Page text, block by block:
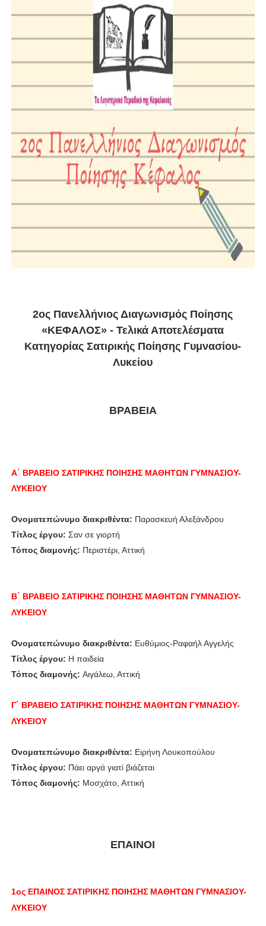
2ος Πανελλήνιος Διαγωνισμός Ποίησης
«ΚΕΦΑΛΟΣ» - Τελικά Αποτελέσματα
Κατηγορίας Σατιρικής Ποίησης Γυμνασίου-
Λυκείου
ΒΡΑΒΕΙΑ
Α΄ ΒΡΑΒΕΙΟ ΣΑΤΙΡΙΚΗΣ ΠΟΙΗΣΗΣ ΜΑΘΗΤΩΝ ΓΥΜΝΑΣΙΟΥ-
ΛΥΚΕΙΟΥ
Ονοματεπώνυμο διακριθέντα: Παρασκευή Αλεξάνδρου
Τίτλος έργου: Σαν σε γιορτή
Τόπος διαμονής: Περιστέρι, Αττική
Β΄ ΒΡΑΒΕΙΟ ΣΑΤΙΡΙΚΗΣ ΠΟΙΗΣΗΣΜΑΘΗΤΩΝΓΥΜΝΑΣΙΟΥ-
ΛΥΚΕΙΟΥ
Ονοματεπώνυμο διακριθέντα: Ευθύμιος-Ραφαήλ Αγγελής
Τίτλος έργου: Η παιδεία
Τόπος διαμονής: Αιγάλεω, Αττική
Γ΄ ΒΡΑΒΕΙΟ ΣΑΤΙΡΙΚΗΣ ΠΟΙΗΣΗΣ ΜΑΘΗΤΩΝΓΥΜΝΑΣΙΟΥ-
ΛΥΚΕΙΟΥ
Ονοματεπώνυμο διακριθέντα: Ειρήνη Λουκοπούλου
Τίτλος έργου: Πάει αργά γιατί βιάζεται
Τόπος διαμονής: Μοσχάτο, Αττική
ΕΠΑΙΝΟΙ
1ος ΕΠΑΙΝΟΣ ΣΑΤΙΡΙΚΗΣ ΠΟΙΗΣΗΣ ΜΑΘΗΤΩΝΓΥΜΝΑΣΙΟΥ-
ΛΥΚΕΙΟΥ